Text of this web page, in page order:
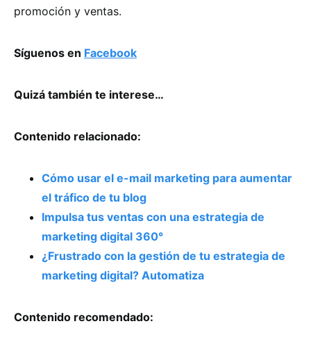
promoción y ventas.
Síguenos en Facebook
Quizá también te interese…
Contenido relacionado:
Cómo usar el e-mail marketing para aumentar
el tráfico de tu blog
Impulsa tus ventas con una estrategia de
marketing digital 360°
¿Frustrado con la gestión de tu estrategia de
marketing digital? Automatiza
Contenido recomendado: